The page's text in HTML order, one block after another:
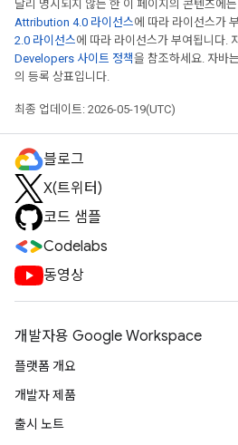
달리 명시되지 않는 한 이 페이지의 콘텐츠에는
Attribution 4.0 라이선스에 따라 라이선스가
2.0 라이선스에 따라 라이선스가 부여됩니다.
Developers 사이트 정책을 참조하세요. 자바
의 등록 상표입니다.
최종 업데이트: 2026-05-19(UTC)
블로그
X(트위터)
코드 샘플
Codelabs
동영상
개발자용 Google Workspace
플랫폼 개요
개발자 제품
출시 노트